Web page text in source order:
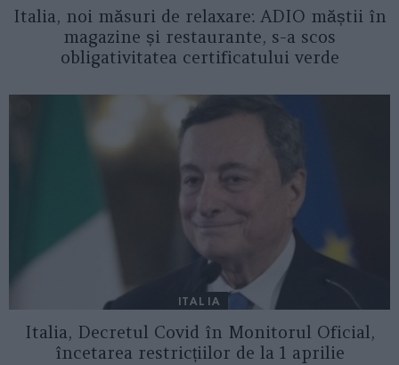
Italia, noi măsuri de relaxare: ADIO măștii în
magazine și restaurante, s-a scos
obligativitatea certificatului verde
ITALIA
Italia, Decretul Covid în Monitorul Oficial,
încetarea restricțiilor de la 1 aprilie